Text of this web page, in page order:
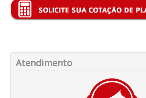
PLENA PLANO DE SAÚDE FAMILIAR
SÃO CRISTOVÃO PLANO DE SAÚDE FAMILIAR
Atendimento